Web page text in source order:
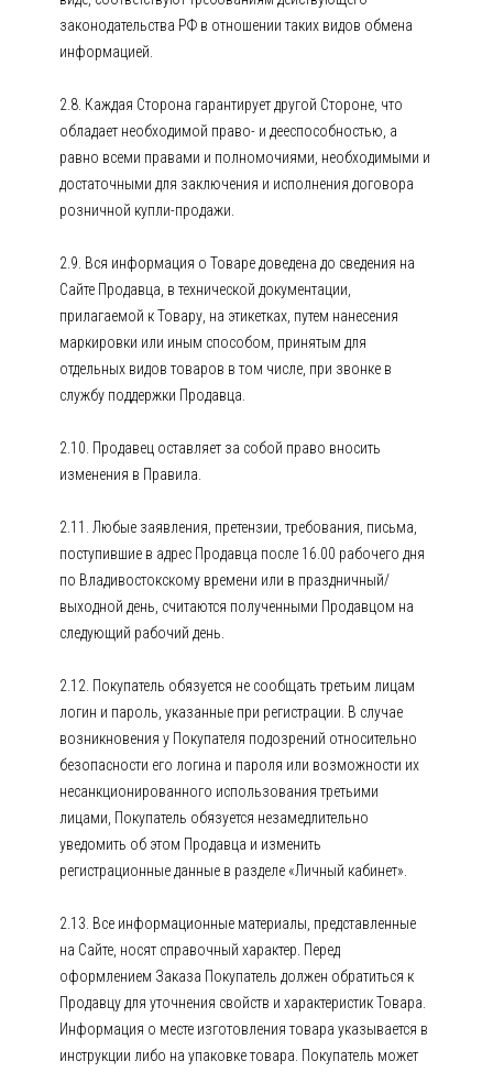
законодательства РФ в отношении таких видов обмена
информацией.
2.8. Каждая Сторона гарантирует другой Стороне, что
обладает необходимой право- и дееспособностью, а
равно всеми правами и полномочиями, необходимыми и
достаточными для заключения и исполнения договора
розничной купли-продажи.
2.9. Вся информация о Товаре доведена до сведения на
Сайте Продавца, в технической документации,
прилагаемой к Товару, на этикетках, путем нанесения
маркировки или иным способом, принятым для
отдельных видов товаров в том числе, при звонке в
службу поддержки Продавца.
2.10. Продавец оставляет за собой право вносить
изменения в Правила.
2.11. Любые заявления, претензии, требования, письма,
поступившие в адрес Продавца после 16.00 рабочего дня
по Владивостокскому времени или в праздничный/
выходной день, считаются полученными Продавцом на
следующий рабочий день.
2.12. Покупатель обязуется не сообщать третьим лицам
логин и пароль, указанные при регистрации. В случае
возникновения у Покупателя подозрений относительно
безопасности его логина и пароля или возможности их
несанкционированного использования третьими
лицами, Покупатель обязуется незамедлительно
уведомить об этом Продавца и изменить
регистрационные данные в разделе «Личный кабинет».
2.13. Все информационные материалы, представленные
на Сайте, носят справочный характер. Перед
оформлением Заказа Покупатель должен обратиться к
Продавцу для уточнения свойств и характеристик Товара.
Информация о месте изготовления товара указывается в
инструкции либо на упаковке товара. Покупатель может